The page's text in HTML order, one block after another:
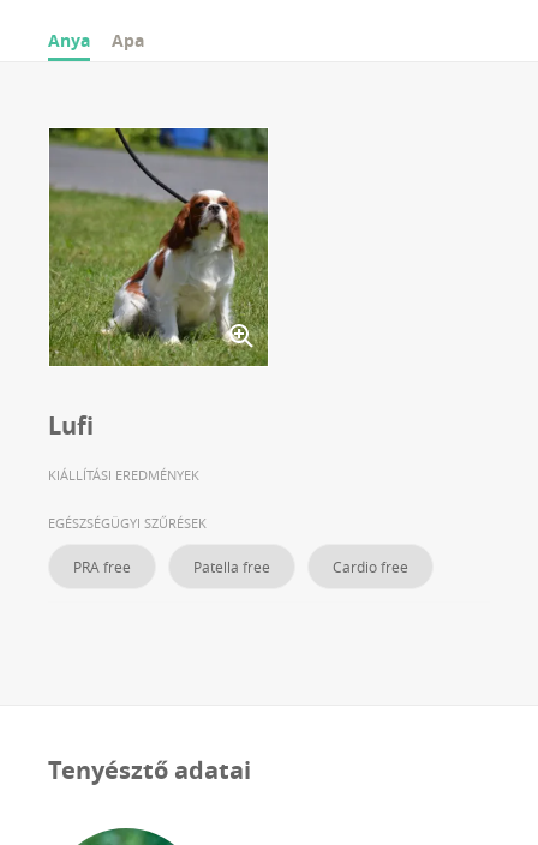
Anya Apa
Lufi
KIÁLLÍTÁSI EREDMÉNYEK
EGÉSZSÉGÜGYI SZŰRÉSEK
PRA free Patella free Cardio free
Tenyésztő adatai